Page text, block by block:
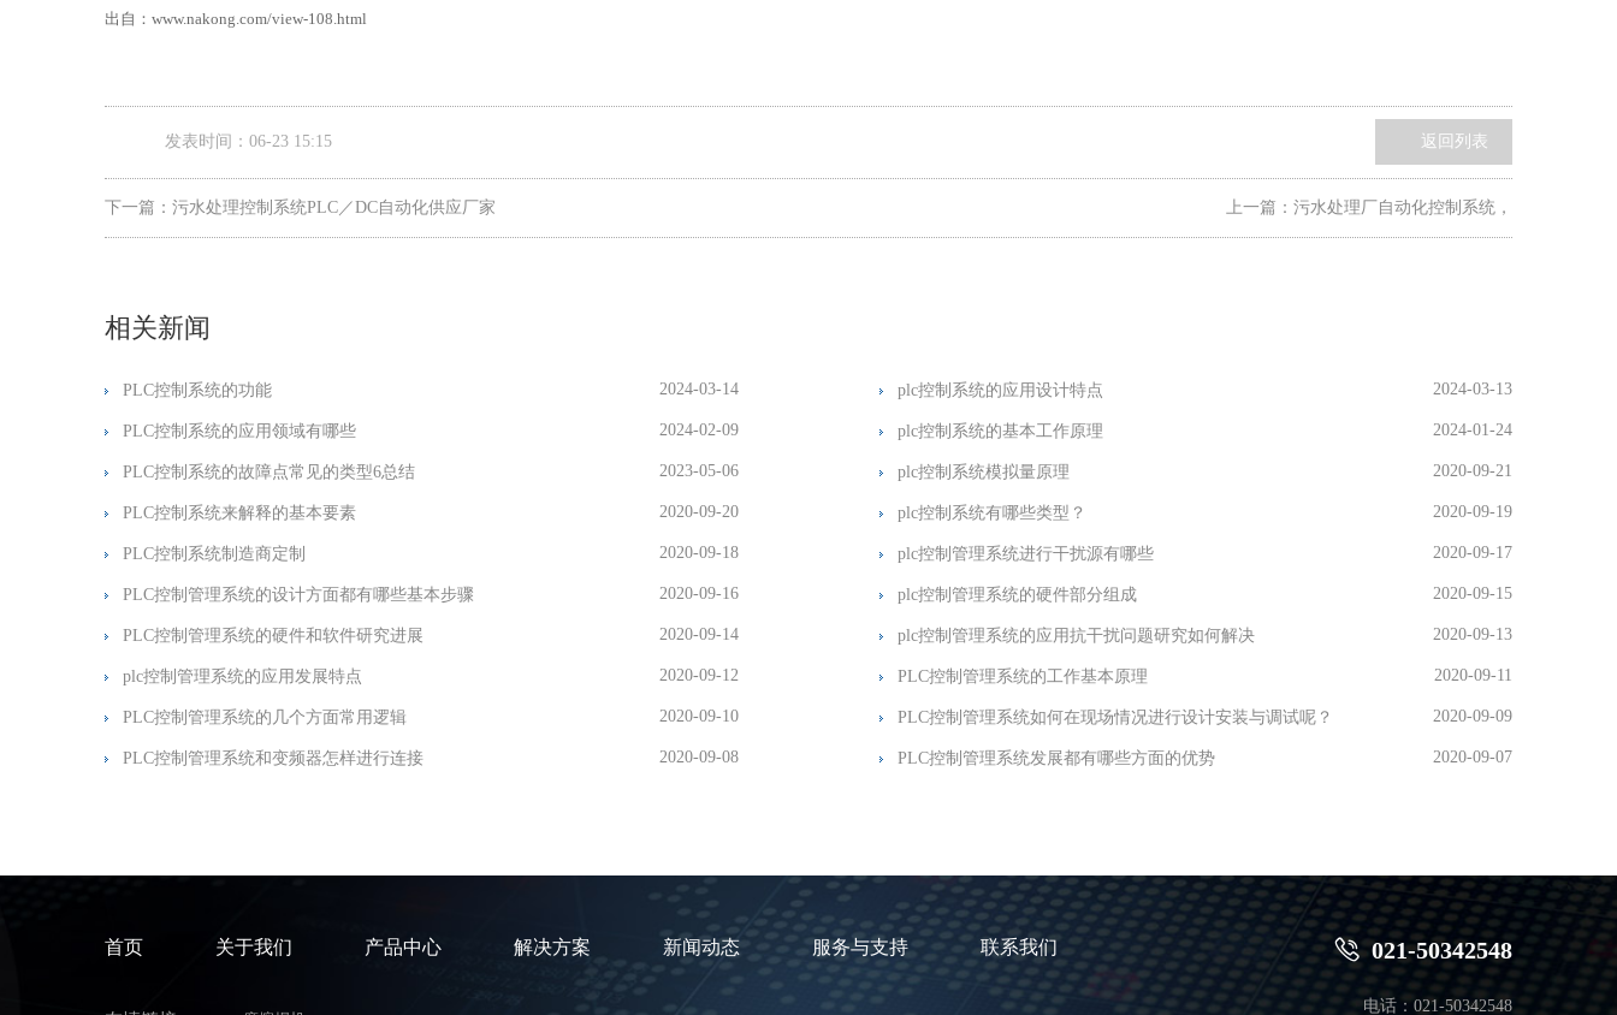
出自：www.nakong.com/view-108.html
发表时间：06-23 15:15 返回列表
下一篇： 污水处理控制系统PLC／DC自动化供应厂家 上一篇： 污水处理厂自动化控制系统，
相关新闻
PLC控制系统的功能 2024-03-14 plc控制系统的应用设计特点 2024-03-13
PLC控制系统的应用领域有哪些 2024-02-09 plc控制系统的基本工作原理 2024-01-24
PLC控制系统的故障点常见的类型6总结 2023-05-06 plc控制系统模拟量原理 2020-09-21
PLC控制系统来解释的基本要素 2020-09-20 plc控制系统有哪些类型？ 2020-09-19
PLC控制系统制造商定制 2020-09-18 plc控制管理系统进行干扰源有哪些 2020-09-17
PLC控制管理系统的设计方面都有哪些基本步骤 2020-09-16 plc控制管理系统的硬件部分组成 2020-09-15
PLC控制管理系统的硬件和软件研究进展 2020-09-14 plc控制管理系统的应用抗干扰问题研究如何解决 2020-09-13
plc控制管理系统的应用发展特点 2020-09-12 PLC控制管理系统的工作基本原理 2020-09-11
PLC控制管理系统的几个方面常用逻辑 2020-09-10 PLC控制管理系统如何在现场情况进行设计安装与调试呢？ 2020-09-09
PLC控制管理系统和变频器怎样进行连接 2020-09-08 PLC控制管理系统发展都有哪些方面的优势 2020-09-07
 021-50342548
电话：021-50342548
首页 关于我们 产品中心 解决方案 新闻动态 服务与支持 联系我们